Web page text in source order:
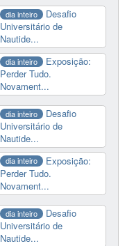
dia inteiro
Desafio
Universitário de
Nautide...
dia inteiro
Exposição:
Perder Tudo.
Novament...
dia inteiro
Desafio
Universitário de
Nautide...
dia inteiro
Exposição:
Perder Tudo.
Novament...
dia inteiro
Desafio
Universitário de
Nautide...